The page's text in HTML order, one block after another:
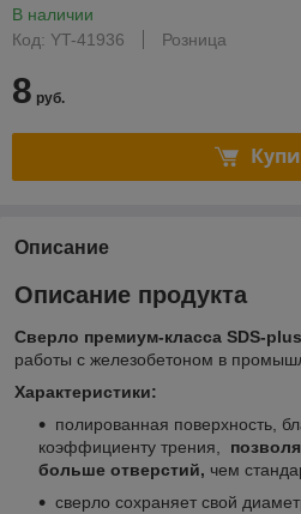
В наличии
Код: YT-41936
Розница
8 руб.
Описание
Описание продукта
Сверло премиум-класса SDS-
работы с железобетоном в
Характеристики:
полированная поверхность,
коэффициенту трения,
больше отверстий, чем
сверло сохраняет свой